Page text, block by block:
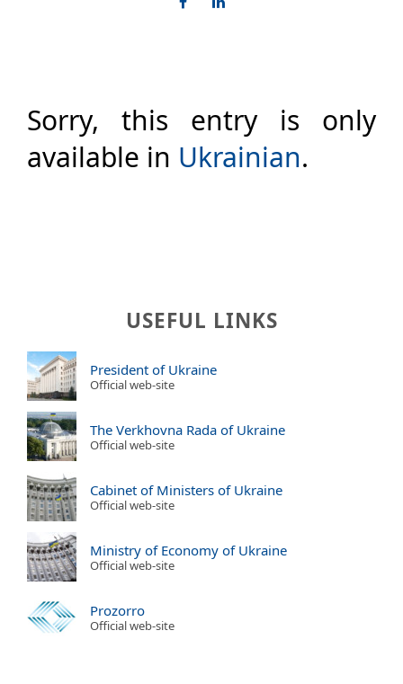
Sorry, this entry is only
available in Ukrainian.
USEFUL LINKS
President of Ukraine
Official web-site
The Verkhovna Rada of Ukraine
Official web-site
Cabinet of Ministers of Ukraine
Official web-site
Ministry of Economy of Ukraine
Official web-site
Prozorro
Official web-site